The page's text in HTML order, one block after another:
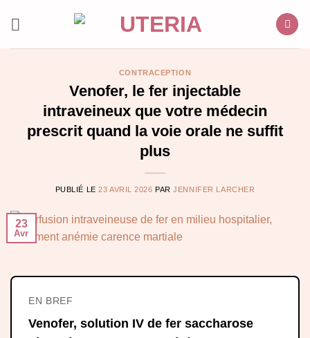
CONTRACEPTION
Venofer, le fer injectable
intraveineux que votre médecin
prescrit quand la voie orale ne suffit
plus
PUBLIÉ LE23 AVRIL 2026 PARJENNIFER LARCHER
23
Avr
EN BREF
Venofer, solution IV de fer saccharose